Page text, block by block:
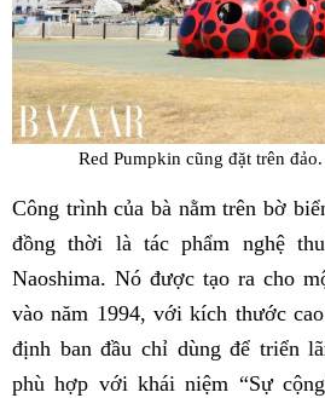
Red Pumpkin cũng đặt trên
Công trình của bà nằm trên bờ
đồng thời là tác phẩm nghệ
Naoshima. Nó được tạo ra cho
vào năm 1994, với kích thước
định ban đầu chỉ dùng để triển
phù hợp với khái niệm “Sự